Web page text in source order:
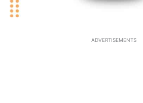
ADVERTISEMENTS